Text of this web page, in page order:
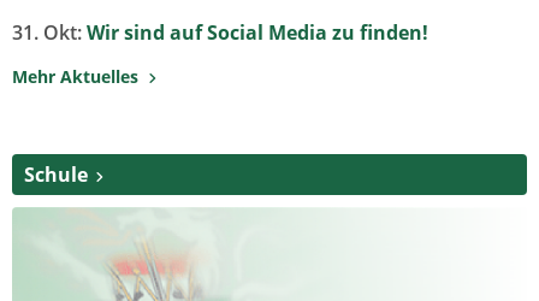
31. Okt:Wir sind auf Social Media zu finden!
Mehr Aktuelles
Schule